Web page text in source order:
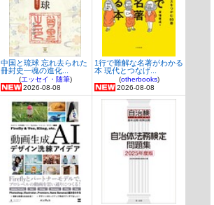
中国と琉球 忘れ去られた
冊封史―魂の進化...
(エッセイ・随筆)
2026-08-08
1行で難解な名著がわかる
本 現代とつなげ...
(otherbooks)
2026-08-08